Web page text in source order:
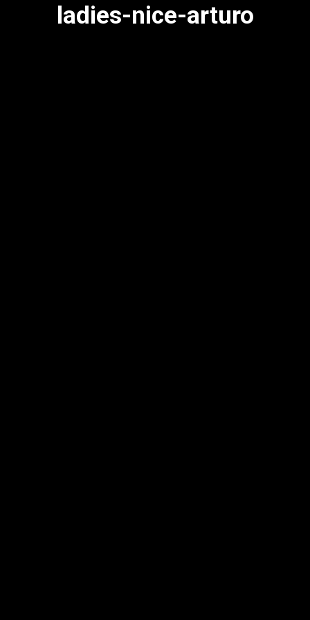
ladies-nice-arturo